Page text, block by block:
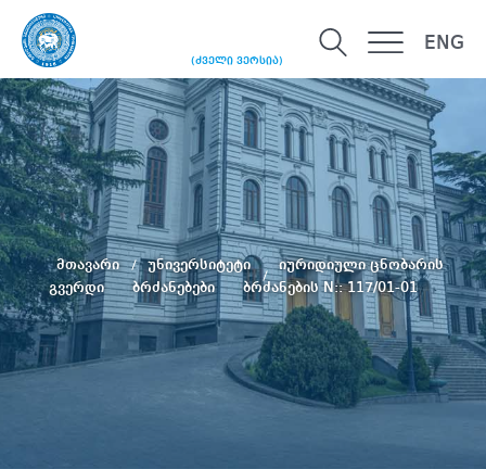
(ძველი ვერსია)
ENG
მთავარი უნივერსიტეტი
იურიდიული ცნობარის
გვერდი
ბრძანებები ბრძანების N:: 117/01-01